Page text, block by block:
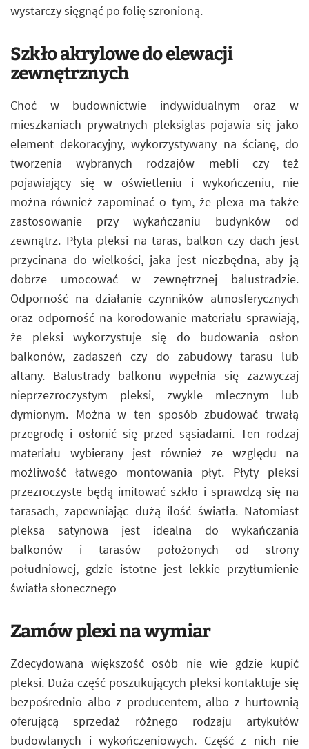
wystarczy sięgnąć po folię szronioną.
Szkło akrylowe do elewacji
zewnętrznych
Choć w budownictwie indywidualnym oraz w
mieszkaniach prywatnych pleksiglas pojawia się jako
element dekoracyjny, wykorzystywany na ścianę, do
tworzenia wybranych rodzajów mebli czy też
pojawiający się w oświetleniu i wykończeniu, nie
można również zapominać o tym, że plexa ma także
zastosowanie przy wykańczaniu budynków od
zewnątrz. Płyta pleksi na taras, balkon czy dach jest
przycinana do wielkości, jaka jest niezbędna, aby ją
dobrze umocować w zewnętrznej balustradzie.
Odporność na działanie czynników atmosferycznych
oraz odporność na korodowanie materiału sprawiają,
że pleksi wykorzystuje się do budowania osłon
balkonów, zadaszeń czy do zabudowy tarasu lub
altany. Balustrady balkonu wypełnia się zazwyczaj
nieprzezroczystym pleksi, zwykle mlecznym lub
dymionym. Można w ten sposób zbudować trwałą
przegrodę i osłonić się przed sąsiadami. Ten rodzaj
materiału wybierany jest również ze względu na
możliwość łatwego montowania płyt. Płyty pleksi
przezroczyste będą imitować szkło i sprawdzą się na
tarasach, zapewniając dużą ilość światła. Natomiast
pleksa satynowa jest idealna do wykańczania
balkonów i tarasów położonych od strony
południowej, gdzie istotne jest lekkie przytłumienie
światła słonecznego
Zamów plexi na wymiar
Zdecydowana większość osób nie wie gdzie kupić
pleksi. Duża część poszukujących pleksi kontaktuje się
bezpośrednio albo z producentem, albo z hurtownią
oferującą sprzedaż różnego rodzaju artykułów
budowlanych i wykończeniowych. Część z nich nie